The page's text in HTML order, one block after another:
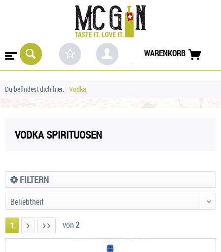
WARENKORB
Du befindest dich hier: Vodka
VODKA SPIRITUOSEN
FILTERN
1 von2